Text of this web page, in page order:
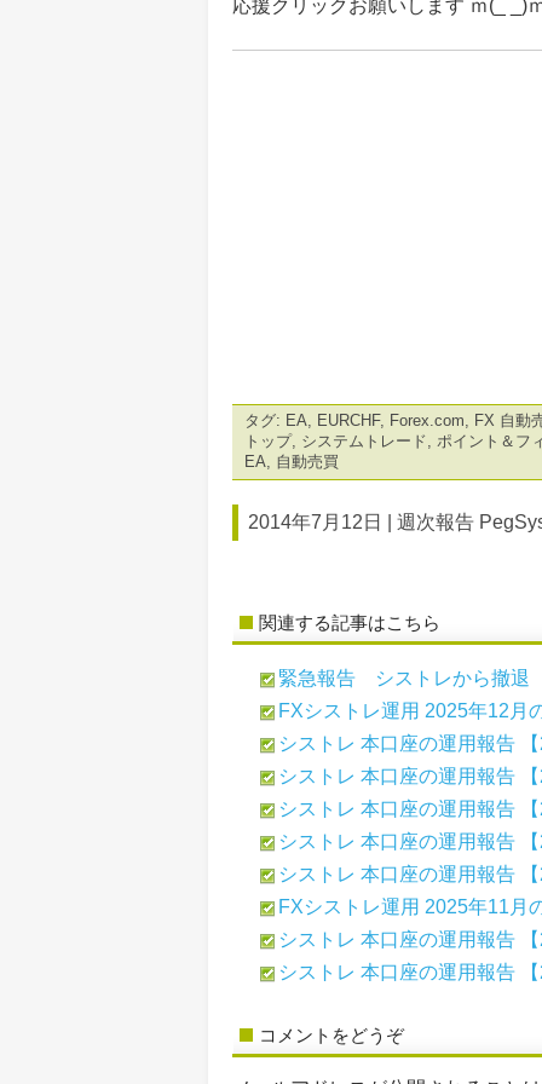
応援クリックお願いします ｍ(_ _)
タグ: EA, EURCHF, Forex.com, FX 自動
トップ, システムトレード, ポイント＆フ
EA, 自動売買
2014年7月12日 | 週次報告
関連する記事はこちら
緊急報告 シストレから撤退
FXシストレ運用 2025年12月
シストレ 本口座の運用報告
シストレ 本口座の運用報告
シストレ 本口座の運用報告
シストレ 本口座の運用報告
シストレ 本口座の運用報告
FXシストレ運用 2025年11月
シストレ 本口座の運用報告
シストレ 本口座の運用報告
コメントをどうぞ